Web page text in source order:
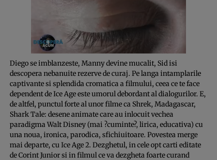
Diego se imblanzeste, Manny devine mucalit, Sid isi
descopera nebanuite rezerve de curaj. Pe langa intamplarile
captivante si splendida cromatica a filmului, ceea ce te face
dependent de Ice Age este umorul debordant al dialogurilor. E,
de altfel, punctul forte al unor filme ca Shrek, Madagascar,
Shark Tale: desene animate care au inlocuit vechea
paradigma Walt Disney (mai ?cuminte?, lirica, educativa) cu
una noua, ironica, parodica, sfichiuitoare. Povestea merge
mai departe, cu Ice Age 2. Dezghetul, in cele opt carti editate
de Corint Junior si in filmul ce va dezgheta foarte curand